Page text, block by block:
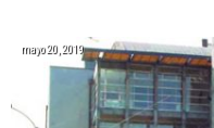
mayo 20, 2019